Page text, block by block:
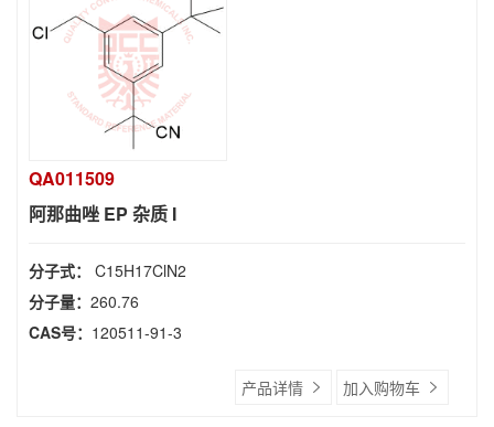
QA011509
阿那曲唑 EP 杂质 I
分子式： C15H17ClN2
分子量： 260.76
CAS号： 120511-91-3
产品详情 加入购物车